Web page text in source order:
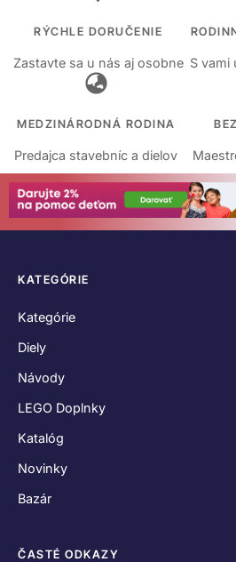
RÝCHLE DORUČENIE
Zastavte sa u nás aj osobne S vami
MEDZINÁRODNÁ RODINA
Predajca stavebníc a dielov
KATEGÓRIE
Kategórie
Diely
Návody
LEGO Doplnky
Katalóg
Novinky
Bazár
ČASTÉ ODKAZY